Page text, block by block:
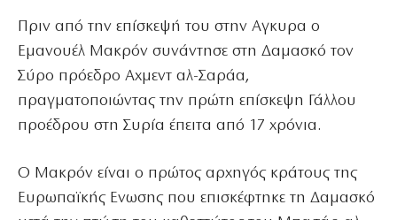
Πριν από την επίσκεψή του στην Αγκυρα ο
Εμανουέλ Μακρόν συνάντησε στη Δαμασκό τον
Σύρο πρόεδρο Αχμεντ αλ-Σαράα,
πραγματοποιώντας την πρώτη επίσκεψη Γάλλου
προέδρου στη Συρία έπειτα από 17 χρόνια.
Ο Μακρόν είναι ο πρώτος αρχηγός κράτους της
Ευρωπαϊκής Ενωσης που επισκέφτηκε τη Δαμασκό